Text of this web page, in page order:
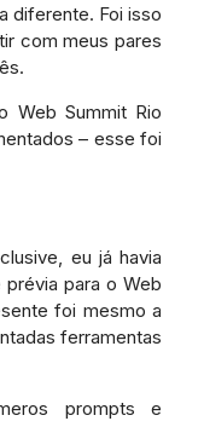
diferente. Foi isso
com meus pares
Web Summit Rio
– esse foi
eu já havia
para o Web
foi mesmo a
ferramentas
prompts e